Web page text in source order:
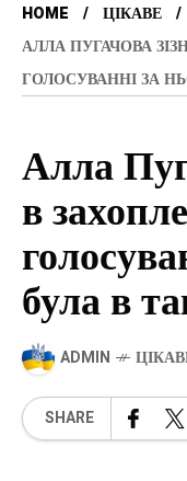
HOME
ЦІКАВЕ
АЛЛА ПУГАЧОВА
ГОЛОСУВАННІ ЗА
Алла
в
була в
ADMIN
SHARE